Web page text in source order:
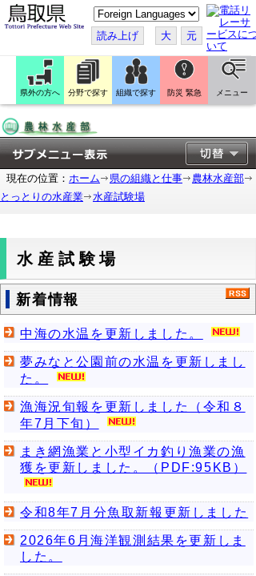
こ
の
ペ
ー
ジ
翻
訳
す
読み上げ 大 元
県外の方へ 分野で探す 組織で探す 防災 緊急 メニュー
現在の位置： ホーム 県の組織と仕事
農林水産部
とっとりの水産業
水産試験場
水産試験場
新着情報
中海の水温を更新しました。
夢みなと公園前の水温を更新しまし
た。
漁海況旬報を更新しました（令和８
年7月下旬）
まき網漁業と小型イカ釣り漁業の漁
獲を更新しました。（PDF:95KB）
令和8年7月分魚取新報更新しました
2026年6月海洋観測結果を更新しま
した。